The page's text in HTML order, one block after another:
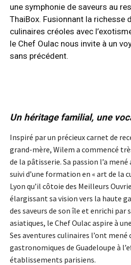
une symphonie de saveurs au
ThaiBox. Fusionnant la richesse
culinaires créoles avec
le Chef Oulac nous invite à un
sans précédent.
Un héritage familial, une
Inspiré par un précieux carnet de
grand-mère, Wilem a commencé
de la pâtisserie. Sa passion l’a mené
suivi d’une formation en « art de la
Lyon qu’il côtoie des Meilleurs
élargissant sa vision vers la haute
des saveurs de son île et enrichi par
asiatiques, le Chef Oulac aspire à
Ses aventures culinaires l’ont mené
gastronomiques de Guadeloupe à
établissements parisiens.